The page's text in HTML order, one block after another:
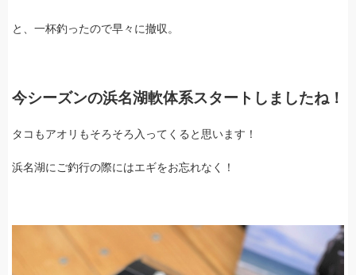
と、一杯釣ったので早々に撤収。
今シーズンの浜名湖軟体系スタートしましたね！
タコもアオリもそろそろ入ってくると思います！
浜名湖にご釣行の際にはエギをお忘れなく！